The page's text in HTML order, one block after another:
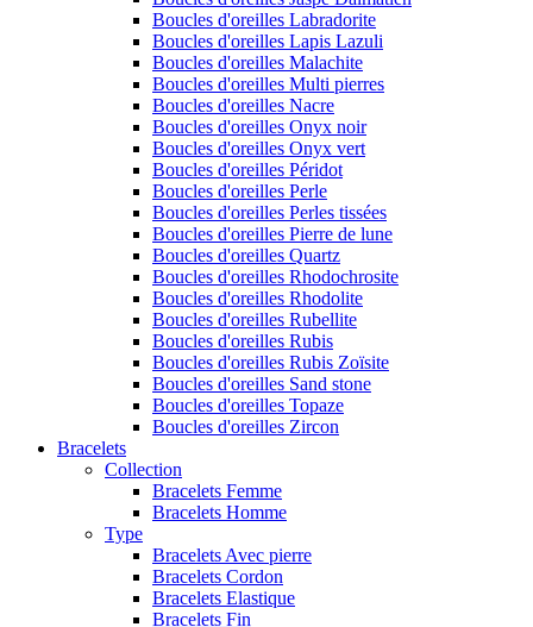
Boucles d'oreilles Labradorite
Boucles d'oreilles Lapis Lazuli
Boucles d'oreilles Malachite
Boucles d'oreilles Multi pierres
Boucles d'oreilles Nacre
Boucles d'oreilles Onyx noir
Boucles d'oreilles Onyx vert
Boucles d'oreilles Péridot
Boucles d'oreilles Perle
Boucles d'oreilles Perles tissées
Boucles d'oreilles Pierre de lune
Boucles d'oreilles Quartz
Boucles d'oreilles Rhodochrosite
Boucles d'oreilles Rhodolite
Boucles d'oreilles Rubellite
Boucles d'oreilles Rubis
Boucles d'oreilles Rubis Zoïsite
Boucles d'oreilles Sand stone
Boucles d'oreilles Topaze
Boucles d'oreilles Zircon
Bracelets
Collection
Bracelets Femme
Bracelets Homme
Type
Bracelets Avec pierre
Bracelets Cordon
Bracelets Elastique
Bracelets Fin